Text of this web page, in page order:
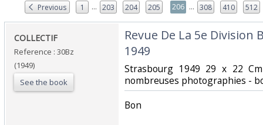
Previous 1 ... 203 204 205 206 ... 308 410 512
‎COLLECTIF‎
Reference : 30Bz
(1949)
See the book
‎Revue De La 5e Division
1949‎
‎Strasbourg 1949 29 x 22
nombreuses photographies -
‎Bon ‎